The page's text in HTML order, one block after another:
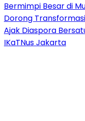
Bermimpi Besar di
Dorong
Ajak Diaspora
IKaTNus Jakarta